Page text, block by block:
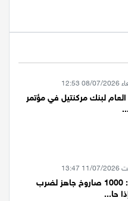
12:53
العام لبنك مركنتيل في مؤتمر
13:47
ترامب: 1000 صاروخ جاهز لضرب
حا...